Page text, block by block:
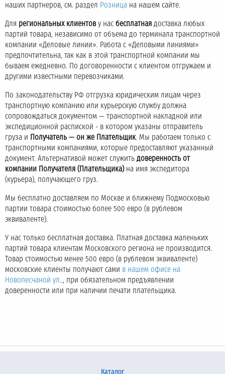
наших партнеров, см. раздел Розница на нашем сайте.
Для региональных клиентову нас бесплатная доставка любых
партий товара, независимо от объема до терминала транспортной
компании «Деловые линии». Работа с «Деловыми линиями»
предпочтительна, так как в этой транспортной компании мы
бываем ежедневно. По договоренности с клиентом отгружаем и
другими известными перевозчиками.
По законодательству РФ отгрузка юридическим лицам через
транспортную компанию или курьерскую службу должна
сопровождаться документом — транспортной накладной или
экспедиционной распиской - в котором указаны отправитель
груза и Получатель — он же Плательщик. Мы работаем только с
транспортными компаниями, которые предоставляют указанный
документ. Альтернативой может служить доверенность от
компании Получателя (Плательщика)на имя экспедитора
(курьера), получающего груз.
Мы бесплатно доставляем по Москве и ближнему Подмосковью
партии товара стоимостью более 500 евро (в рублевом
эквиваленте).
У нас только бесплатная доставка. Платная доставка маленьких
партий товара клиентам Московского региона не производится.
Товар стоимостью менее 500 евро (в рублевом эквиваленте)
московские клиенты получают сами в нашем офисе на
Новопесчаной ул.., при обязательном предъявлении
доверенности или при наличии печати плательщика.
Каталог